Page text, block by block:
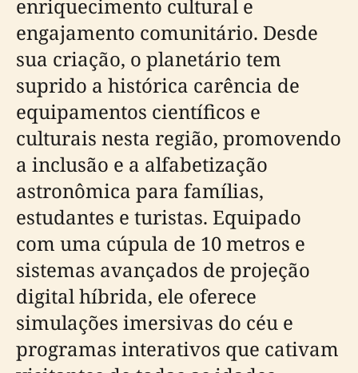
enriquecimento cultural e
engajamento comunitário. Desde
sua criação, o planetário tem
suprido a histórica carência de
equipamentos científicos e
culturais nesta região, promovendo
a inclusão e a alfabetização
astronômica para famílias,
estudantes e turistas. Equipado
com uma cúpula de 10 metros e
sistemas avançados de projeção
digital híbrida, ele oferece
simulações imersivas do céu e
programas interativos que cativam